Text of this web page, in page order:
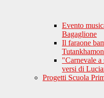
Evento
Bagaglione
Il faraone
"Carnevale a
versi di
Progetti Scuola